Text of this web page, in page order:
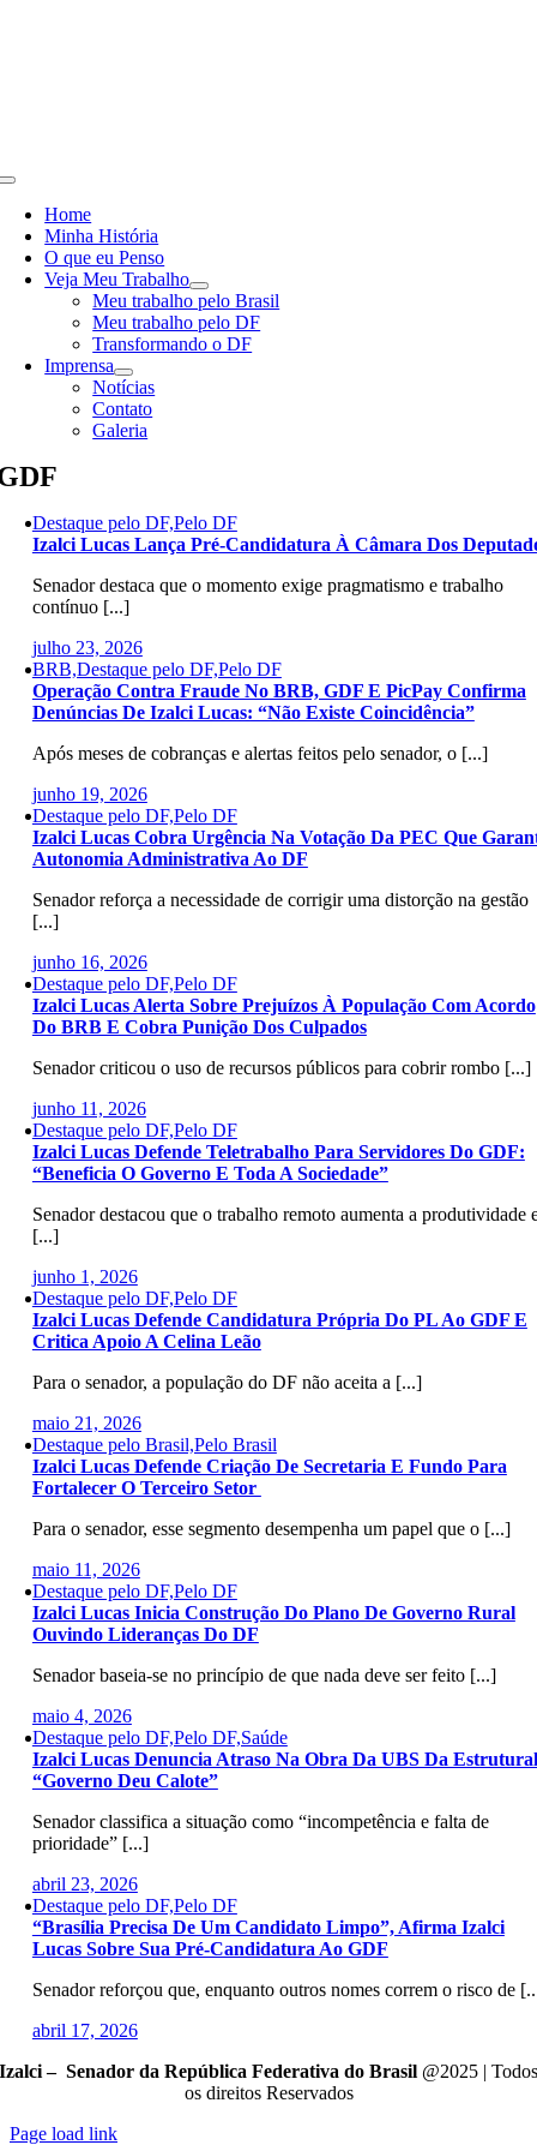
Toggle
NavigationHome
Minha História
O que eu Penso
Veja Meu Trabalho
Meu trabalho pelo Brasil
Meu trabalho pelo DF
Transformando o DF
Imprensa
Notícias
Contato
Galeria
Destaque pelo DF,Pelo DF
Izalci Lucas Lança Pré-Candidatura À Câmara Dos
Senador destaca que o momento exige pragmatismo e trabalho
contínuo [...]
julho 23, 2026
BRB,Destaque pelo DF,Pelo DF
Operação Contra Fraude No BRB, GDF E PicPay Confirma
Denúncias De Izalci Lucas: “Não Existe Coincidência”
​Após meses de cobranças e alertas feitos pelo senador, o [...]
junho 19, 2026
Destaque pelo DF,Pelo DF
Izalci Lucas Cobra Urgência Na Votação Da PEC Que
Autonomia Administrativa Ao DF
Senador reforça a necessidade de corrigir uma distorção na gestão
[...]
junho 16, 2026
Destaque pelo DF,Pelo DF
Izalci Lucas Alerta Sobre Prejuízos À População Com Acordo
Do BRB E Cobra Punição Dos Culpados
Senador criticou o uso de recursos públicos para cobrir rombo [...]
junho 11, 2026
Destaque pelo DF,Pelo DF
Izalci Lucas Defende Teletrabalho Para Servidores Do GDF:
“Beneficia O Governo E Toda A Sociedade”
Senador destacou que o trabalho remoto aumenta a produtividade
[...]
junho 1, 2026
Destaque pelo DF,Pelo DF
Izalci Lucas Defende Candidatura Própria Do PL Ao GDF E
Critica Apoio A Celina Leão
Para o senador, a população do DF não aceita a [...]
maio 21, 2026
Destaque pelo Brasil,Pelo Brasil
Izalci Lucas Defende Criação De Secretaria E Fundo Para
Fortalecer O Terceiro Setor
Para o senador, esse segmento desempenha um papel que o [...]
maio 11, 2026
Destaque pelo DF,Pelo DF
Izalci Lucas Inicia Construção Do Plano De Governo Rural
Ouvindo Lideranças Do DF
Senador baseia-se no princípio de que nada deve ser feito [...]
maio 4, 2026
Destaque pelo DF,Pelo DF,Saúde
Izalci Lucas Denuncia Atraso Na Obra Da UBS Da
“Governo Deu Calote”
Senador classifica a situação como “incompetência e falta de
prioridade” [...]
abril 23, 2026
Destaque pelo DF,Pelo DF
“Brasília Precisa De Um Candidato Limpo”, Afirma Izalci
Lucas Sobre Sua Pré-Candidatura Ao GDF
Senador reforçou que, enquanto outros nomes correm o risco de
abril 17, 2026
Izalci – Senador da República Federativa do Brasil @2025 | Todos
os direitos Reservados
Page load link